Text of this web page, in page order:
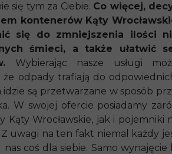
się tym za Ciebie. Co więcej,
kontenerów Kąty
się do zmniejszenia ilości
śmieci, a także ułatwić
Wybierając nasze usługi
że odpady trafiają do
idzie są przetwarzane w sposób
W swojej ofercie posiadamy
Kąty Wrocławskie, jak i pojemniki
uwagi na ten fakt niemal każdy
nas coś dla siebie. Samo